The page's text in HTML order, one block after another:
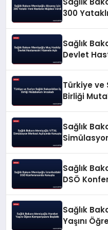
300
Sağlık
Devlet
Türkiye ve
Birliği
Sağlık
Sağlık
DSÖ
Sağlık
Yaşını